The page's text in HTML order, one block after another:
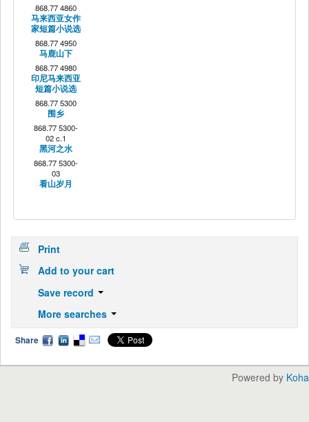
868.77 4860
马来西亚女作
家短篇小说选
868.77 4950
马鹿山下
868.77 4980
印尼马来西亚
短篇小说选
868.77 5300
围乡
868.77 5300-
02 c.1
黑河之水
868.77 5300-
03
看山岁月
Print
Add to your cart
Save record
More searches
Share
Powered by Koha